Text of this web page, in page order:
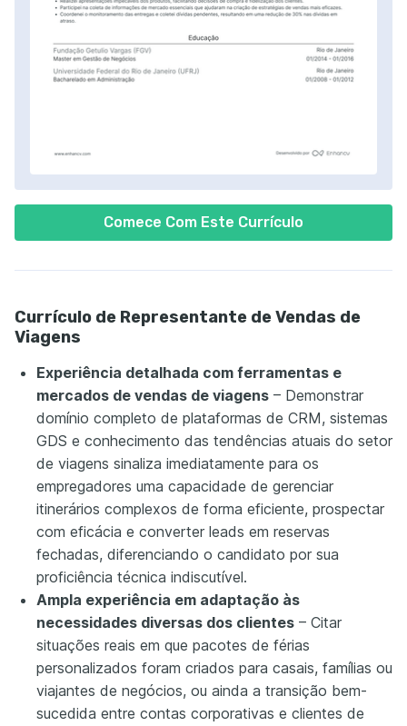
Comece Com Este Currículo
Currículo de Representante de Vendas de
Viagens
Experiência detalhada com ferramentas e
mercados de vendas de viagens – Demonstrar
domínio completo de plataformas de CRM, sistemas
GDS e conhecimento das tendências atuais do setor
de viagens sinaliza imediatamente para os
empregadores uma capacidade de gerenciar
itinerários complexos de forma eficiente, prospectar
com eficácia e converter leads em reservas
fechadas, diferenciando o candidato por sua
proficiência técnica indiscutível.
Ampla experiência em adaptação às
necessidades diversas dos clientes – Citar
situações reais em que pacotes de férias
personalizados foram criados para casais, famílias ou
viajantes de negócios, ou ainda a transição bem-
sucedida entre contas corporativas e clientes de